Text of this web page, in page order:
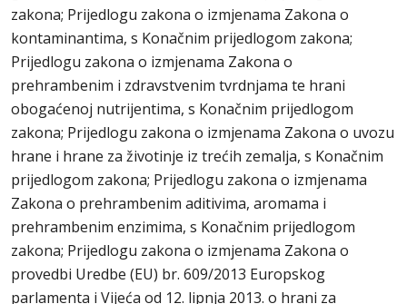
zakona; Prijedlogu zakona o izmjenama Zakona o
kontaminantima, s Konačnim prijedlogom zakona;
Prijedlogu zakona o izmjenama Zakona o
prehrambenim i zdravstvenim tvrdnjama te hrani
obogaćenoj nutrijentima, s Konačnim prijedlogom
zakona; Prijedlogu zakona o izmjenama Zakona o uvozu
hrane i hrane za životinje iz trećih zemalja, s Konačnim
prijedlogom zakona; Prijedlogu zakona o izmjenama
Zakona o prehrambenim aditivima, aromama i
prehrambenim enzimima, s Konačnim prijedlogom
zakona; Prijedlogu zakona o izmjenama Zakona o
provedbi Uredbe (EU) br. 609/2013 Europskog
parlamenta i Vijeća od 12. lipnja 2013. o hrani za